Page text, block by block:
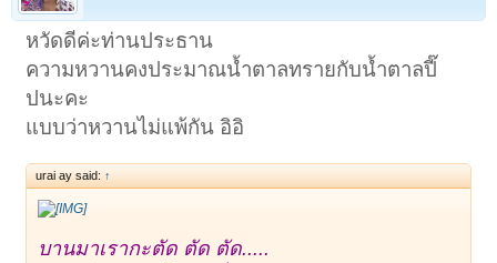
หวัดดีค่ะท่านประธาน
ความหวานคงประมาณน้ำตาลทรายกับน้ำตาลปี๊
ปนะคะ
แบบว่าหวานไม่แพ้กัน อิอิ
urai ay said: ↑
บานมาเรากะตัด ตัด ตัด.....